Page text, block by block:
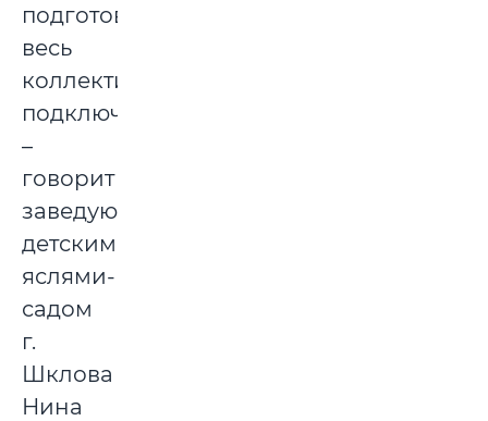
подготовке
весь
коллектив
подключился,
–
говорит
заведующая
детским
яслями-
садом
г.
Шклова
Нина